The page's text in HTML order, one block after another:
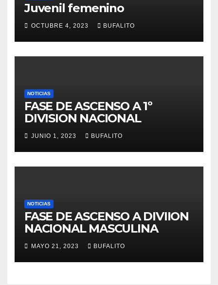
Juvenil femenino
OCTUBRE 4, 2023 BUFALITO
NOTICIAS
FASE DE ASCENSO A 1º
DIVISION NACIONAL
JUNIO 1, 2023 BUFALITO
NOTICIAS
FASE DE ASCENSO A DIVIION
NACIONAL MASCULINA
MAYO 21, 2023 BUFALITO